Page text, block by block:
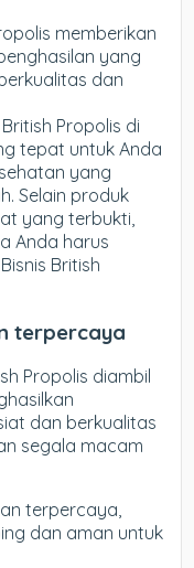
memberikan
yang
dan
Propolis di
tepat untuk Anda
yang
Selain produk
yang terbukti,
Anda harus
British
terpercaya
Propolis diambil
dan berkualitas
segala macam
terpercaya,
dan aman untuk